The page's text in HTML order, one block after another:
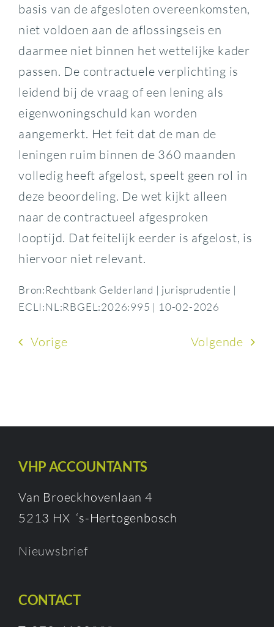
basis van de afgesloten overeenkomsten,
niet voldoen aan de aflossingseis en
daarmee niet binnen het wettelijke kader
passen. De contractuele verplichting is
leidend bij de vraag of een lening als
eigenwoningschuld kan worden
aangemerkt. Het feit dat de man de
leningen ruim binnen de 360 maanden
volledig heeft afgelost, speelt geen rol in
deze beoordeling. De wet kijkt alleen
naar de contractueel afgesproken
looptijd. Dat feitelijk eerder is afgelost, is
hiervoor niet relevant.
Bron:Rechtbank Gelderland | jurisprudentie |
ECLI:NL:RBGEL:2026:995 | 10-02-2026
Vorige Volgende
VHP ACCOUNTANTS
Van Broeckhovenlaan 4
5213 HX ‘s-Hertogenbosch
Nieuwsbrief
CONTACT